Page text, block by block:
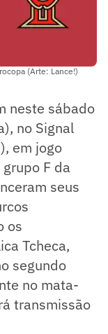
(Arte: Lance!)
neste sábado
no Signal
em jogo
F da
seus
os
Tcheca,
segundo
no mata-
transmissão